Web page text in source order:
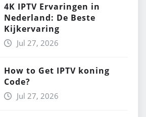
4K IPTV Ervaringen in
Nederland: De Beste
Kijkervaring
Jul 27, 2026
How to Get IPTV koning
Code?
Jul 27, 2026